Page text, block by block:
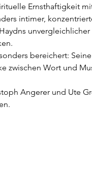
Ernsthaftigkeit
intimer,
bereichert:
zwischen Wort und
Angerer und Ute